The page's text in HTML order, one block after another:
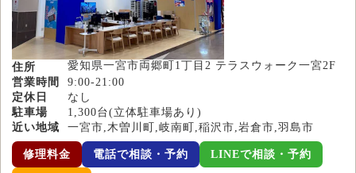
住所
愛知県一宮市両郷町1丁目2 テラスウォーク一宮2F
営業時間
9:00-21:00
定休日
なし
駐車場
1,300台(立体駐車場あり)
近い地域
一宮市,木曽川町,岐南町,稲沢市,岩倉市,羽島市
修理料金 電話で相談・予約 LINEで相談・予約